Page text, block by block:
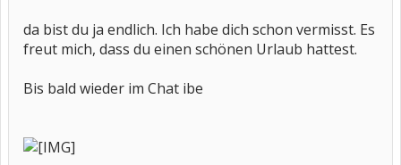
da bist du ja endlich. Ich habe dich schon vermisst. Es
freut mich, dass du einen schönen Urlaub hattest.
Bis bald wieder im Chat ibe